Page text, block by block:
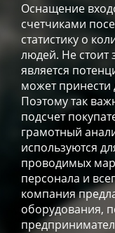
Оснащение
счетчиками
статистику о
людей. Не
является
может
Поэтому так
подсчет
грамотный
используются
проводимых
персонала и
компания
оборудования,